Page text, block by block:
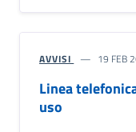
AVVISI 19 FEB
Linea
uso